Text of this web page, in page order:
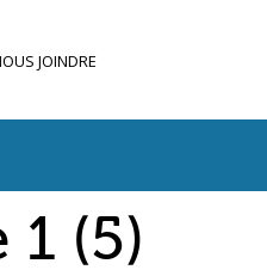
JOINDRE
(5)